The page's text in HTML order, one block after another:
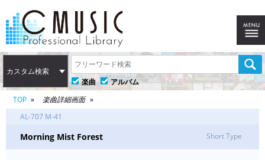
カスタム検索
楽曲
アルバム
TOP
楽曲詳細画面
AL-707 M-41
Morning Mist Forest Short Type